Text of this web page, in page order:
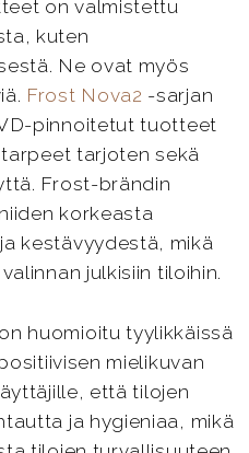
on valmistettu
kuten
Ne ovat myös
Frost Nova2 -sarjan
pinnoitetut tuotteet
tarjoten sekä
Frost-brändin
korkeasta
kestävyydestä, mikä
julkisiin tiloihin.
huomioitu tyylikkäissä
mielikuvan
että tilojen
ja hygieniaa, mikä